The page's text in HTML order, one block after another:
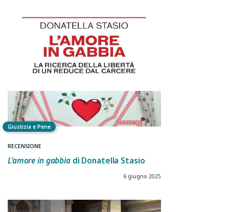
Giustizia e Pene
RECENSIONE
L’amore in gabbiadi Donatella Stasio
6 giugno 2025